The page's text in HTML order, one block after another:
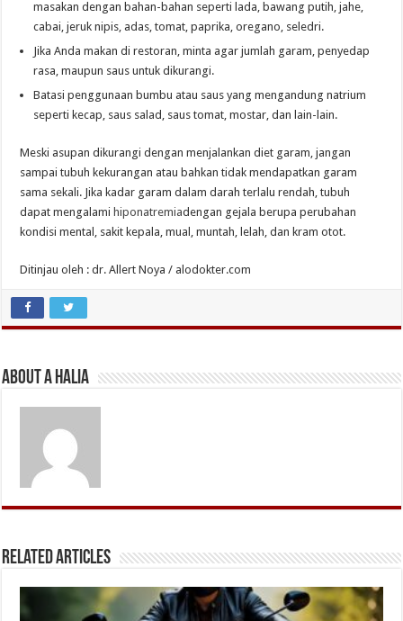
masakan dengan bahan-bahan seperti lada, bawang putih, jahe,
cabai, jeruk nipis, adas, tomat, paprika, oregano, seledri.
Jika Anda makan di restoran, minta agar jumlah garam, penyedap
rasa, maupun saus untuk dikurangi.
Batasi penggunaan bumbu atau saus yang mengandung natrium
seperti kecap, saus salad, saus tomat, mostar, dan lain-lain.
Meski asupan dikurangi dengan menjalankan diet garam, jangan
sampai tubuh kekurangan atau bahkan tidak mendapatkan garam
sama sekali. Jika kadar garam dalam darah terlalu rendah, tubuh
dapat mengalami hiponatremiadengan gejala berupa perubahan
kondisi mental, sakit kepala, mual, muntah, lelah, dan kram otot.
Ditinjau oleh : dr. Allert Noya / alodokter.com
About A Halia
Related Articles